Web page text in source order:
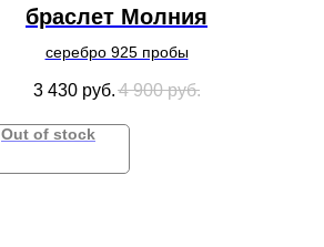
браслет Молния
серебро 925 пробы
3 430 руб. 4 900 руб.
Out of stock